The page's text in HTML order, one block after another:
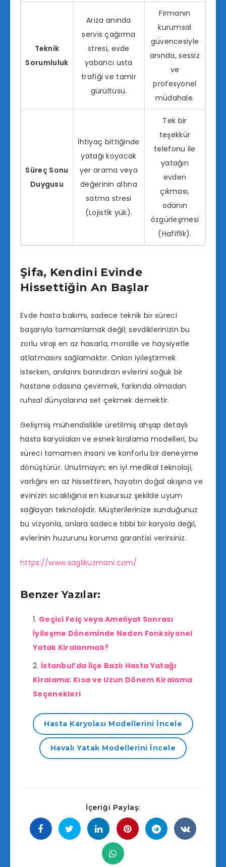
Teknik
Sorumluluk
Arıza anında
servis çağırma
stresi, evde
yabancı usta
trafiği ve tamir
gürültüsü.
Firmanın
kurumsal
güvencesiyle
anında, sessiz
ve
profesyonel
müdahale.
Süreç Sonu
Duygusu
İhtiyaç bittiğinde
yatağı koyacak
yer arama veya
değerinin altına
satma stresi
(Lojistik yük).
Tek bir
teşekkür
telefonu ile
yatağın
evden
çıkması,
odanın
özgürleşmesi
(Hafiflik).
Şifa, Kendini Evinde
Hissettiğin An Başlar
Evde hasta bakımı, sadece teknik bir süreci
başarıyla tamamlamak değil; sevdiklerinizin bu
zorlu virajı en az hasarla, moralle ve haysiyetle
atlatmasını sağlamaktır. Onları iyileştirmek
isterken, anılarını barındıran evlerini soğuk bir
hastane odasına çevirmek, farkında olmadan
ruhsal dünyalarına set çekmek demektir.
Gelişmiş mühendislikle üretilmiş ahşap detaylı
hasta karyolaları ve esnek kiralama modelleri, bu
süreci tamamen insani ve konforlu bir deneyime
dönüştürür. Unutmayın; en iyi medikal teknoloji,
varlığını en az hissettiren, hayatın doğal akışına ve
evinizin sıcaklığına en kusursuz şekilde uyum
sağlayan teknolojidir. Müşterilerinize sunduğunuz
bu vizyonla, onlara sadece tıbbi bir karyola değil,
evlerinin huzurunu koruma garantisi verirsiniz.
https://www.saglikuzmani.com/
Benzer Yazılar:
Geçici Felç veya Ameliyat Sonrası
İyileşme Döneminde Neden Fonksiyonel
Yatak Kiralanmalı?
İstanbul’da İlçe Bazlı Hasta Yatağı
Kiralama: Kısa ve Uzun Dönem Kiralama
Seçenekleri
Hasta Karyolası Modellerini İncele
Havalı Yatak Modellerini İncele
İçeriği Paylaş: